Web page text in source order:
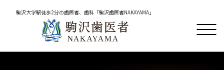
駒沢大学駅徒歩2分の歯医者、歯科「駒沢歯医者NAKAYAMA」